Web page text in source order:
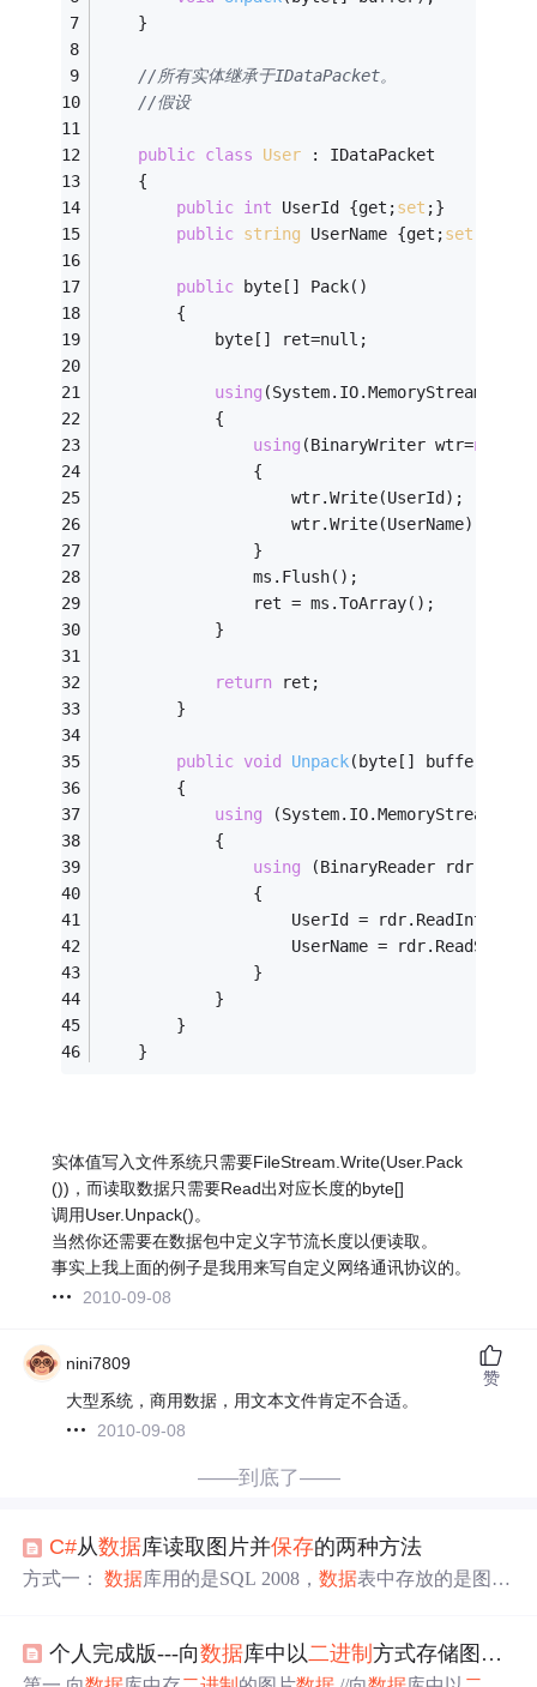
    }
//所有实体继承于IDataPacket。
//假设
public class User :
IDataPacket
    {
public int UserId {get;set ;}
public string UserName {get;set
public byte[] Pack()
        {
            byte[] ret=null;
using (System.IO.MemoryStream ms
            {
using (BinaryWriter wtr=new
                {
                    wtr.Write(UserId);
                    wtr.Write(UserName);
                }
                ms.Flush();
                ret = ms.ToArray();
            }
return ret;
        }
public void Unpack(byte[] buffer)
        {
using (System.IO.MemoryStream ms
            {
using (BinaryReader rdr =
                {
                    UserId = rdr.ReadInt32();
UserName =
                }
            }
        }
    }
实体值写入文件系统只需要FileStream.Write(User.Pack
())，而读取数据只需要Read出对应长度的byte[]
调用User.Unpack()。
当然你还需要在数据包中定义字节流长度以便读取。
事实上我上面的例子是我用来写自定义网络通讯协议的。
2010-09-08
nini7809
大型系统，商用数据，用文本文件肯定不合适。
2010-09-08
赞
——到底了——
C#从数据库读取图片并保存的两种方法
方式一：数据库用的是SQL 2008，数据表中存放的是图片
ytImg = (byte[])myDAL.DbHelperSQL.Query("SELECT F_Ph
oto FROM myTable WHERE ID=1").Tables[0].Rows[0][0]; if
个人完成版---向数据库中以 二进制方式存储图片---以及从